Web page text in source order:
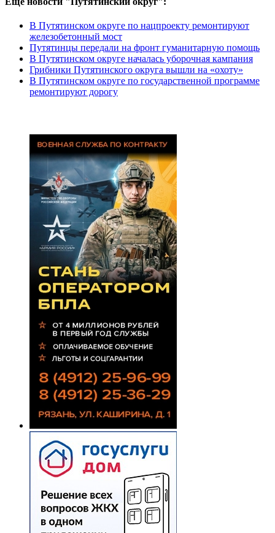
В Путятинском округе по нацпроекту ремонтируют
железобетонный мост
Путятинцы передали на фронт гуманитарную помощь
В Путятинском округе началась уборочная кампания
Грибники Путятинского округа вышли на «охоту»
В Путятинском округе по государственной программе
ремонтируют дорогу